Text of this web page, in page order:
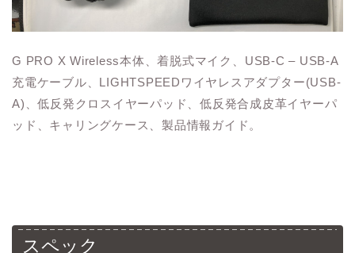
G PRO X Wireless本体、着脱式マイク、USB-C – USB-A
充電ケーブル、LIGHTSPEEDワイヤレスアダプター(USB-
A)、低反発クロスイヤーパッド、低反発合成皮革イヤーパ
ッド、キャリングケース、製品情報ガイド。
スペック